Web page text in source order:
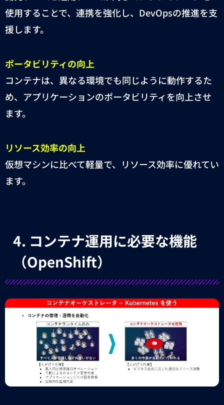
使用することで、連携を強化し、 DevOpsの推進を支
援します。
ポータビリティの向上
コンテナは、異なる環境でも同じように動作するた
め、アプリケーションのポータビリティを向上させ
ます。
リソース効率の向上
仮想マシンに比べて軽量で、リソース効率に優れてい
ます。
4. コンテナ運用に必要な機能
（OpenShift）